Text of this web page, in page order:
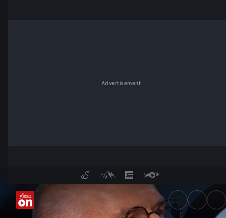
Advertisement
Neuer König am Küniglberg: